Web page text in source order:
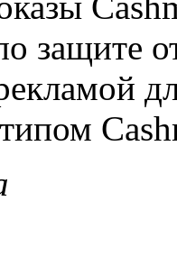
защите